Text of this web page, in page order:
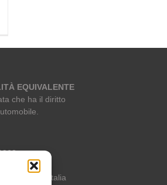
EQUIVALENTE
che ha il diritto
– Milano – Italia